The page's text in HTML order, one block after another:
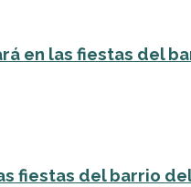
en las fiestas del
fiestas del barrio